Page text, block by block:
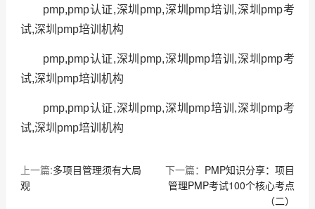
pmp,pmp认证,深圳pmp,深圳pmp培训,深圳pmp考
试,深圳pmp培训机构
pmp,pmp认证,深圳pmp,深圳pmp培训,深圳pmp考
试,深圳pmp培训机构
pmp,pmp认证,深圳pmp,深圳pmp培训,深圳pmp考
试,深圳pmp培训机构
上一篇:多项目管理须有大局
观
下一篇： PMP知识分享：项目
管理PMP考试100个核心考点
（二）